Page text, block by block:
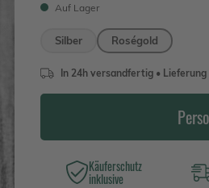
Auf Lager
Silber Roségold
In 24h versandfertig • Lieferung
Käuferschutz
inklusive